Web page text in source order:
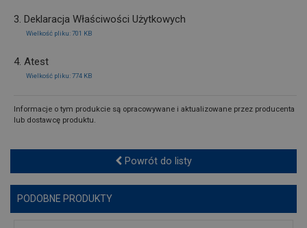
3. Deklaracja Właściwości Użytkowych
Wielkość pliku: 701 KB
4. Atest
Wielkość pliku: 774 KB
Informacje o tym produkcie są opracowywane i aktualizowane przez producenta
lub dostawcę produktu.
Powrót do listy
PODOBNE PRODUKTY